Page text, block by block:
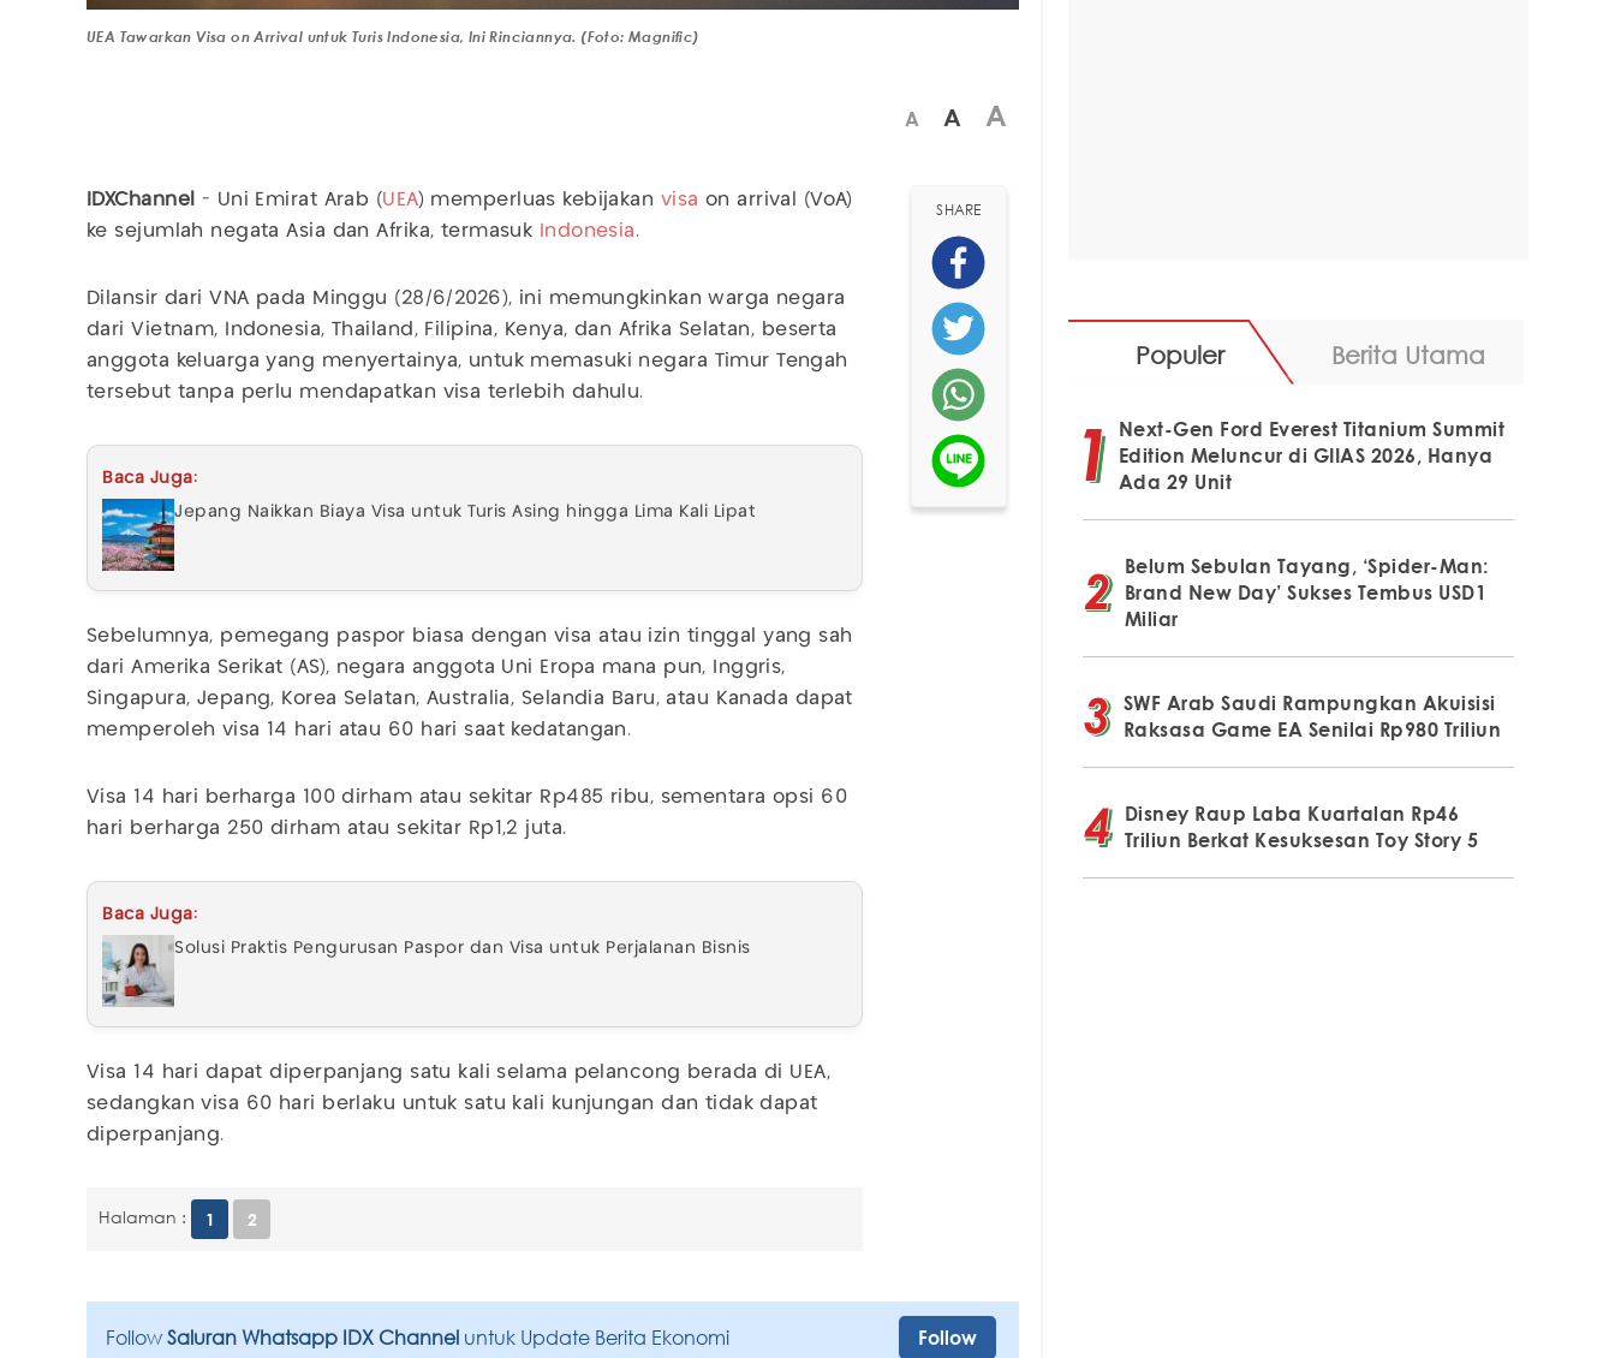
UEA Tawarkan Visa on Arrival untuk Turis Indonesia, Ini Rinciannya. (Foto: Magnific)
A A A
IDXChannel - Uni Emirat Arab (UEA) memperluas kebijakan visa on arrival (VoA)
ke sejumlah negata Asia dan Afrika, termasuk
Indonesia .
Dilansir dari VNA pada Minggu (28/6/2026), ini memungkinkan warga negara
dari Vietnam, Indonesia, Thailand, Filipina, Kenya, dan Afrika Selatan, beserta
anggota keluarga yang menyertainya, untuk memasuki negara Timur Tengah
tersebut tanpa perlu mendapatkan visa terlebih dahulu.
Baca Juga:
Jepang Naikkan Biaya Visa untuk Turis Asing hingga Lima Kali Lipat
Sebelumnya, pemegang paspor biasa dengan visa atau izin tinggal yang sah
dari Amerika Serikat (AS), negara anggota Uni Eropa mana pun, Inggris,
Singapura, Jepang, Korea Selatan, Australia, Selandia Baru, atau Kanada dapat
memperoleh visa 14 hari atau 60 hari saat kedatangan.
Visa 14 hari berharga 100 dirham atau sekitar Rp485 ribu, sementara opsi 60
hari berharga 250 dirham atau sekitar Rp1,2 juta.
Baca Juga:
Solusi Praktis Pengurusan Paspor dan Visa untuk Perjalanan Bisnis
Visa 14 hari dapat diperpanjang satu kali selama pelancong berada di UEA,
sedangkan visa 60 hari berlaku untuk satu kali kunjungan dan tidak dapat
diperpanjang.
Halaman : 1 2
SHARE
Follow Saluran Whatsapp IDX Channel untuk Update Berita Ekonomi Follow
Populer Berita Utama
Next-Gen Ford Everest Titanium Summit
Edition Meluncur di GIIAS 2026, Hanya
Ada 29 Unit
Belum Sebulan Tayang, ‘Spider-Man:
Brand New Day’ Sukses Tembus USD1
Miliar
SWF Arab Saudi Rampungkan Akuisisi
Raksasa Game EA Senilai Rp980 Triliun
Disney Raup Laba Kuartalan Rp46
Triliun Berkat Kesuksesan Toy Story 5